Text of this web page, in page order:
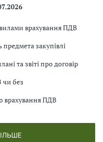
врахування ПДВ
предмета закупівлі
та звіті про договір
чи без
врахування ПДВ